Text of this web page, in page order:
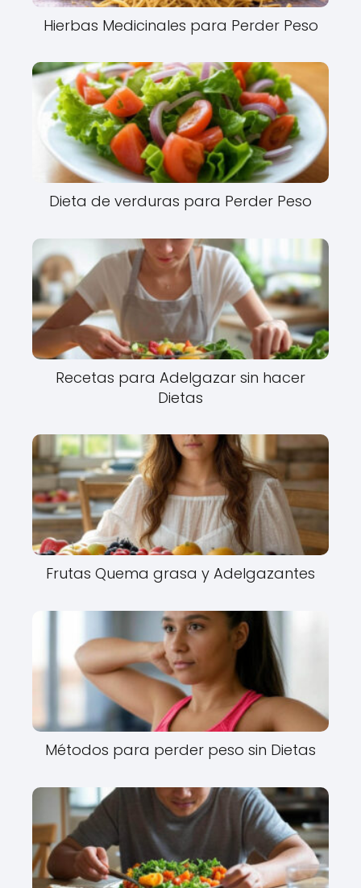
Hierbas Medicinales para Perder Peso
Dieta de verduras para Perder Peso
Recetas para Adelgazar sin hacer
Dietas
Frutas Quema grasa y Adelgazantes
Métodos para perder peso sin Dietas